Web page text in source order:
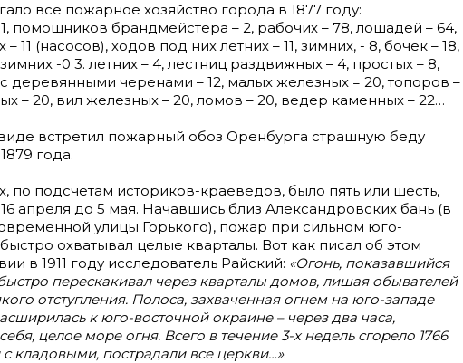
все пожарное хозяйство города в 1877 году:
помощников брандмейстера – 2, рабочих – 78, лошадей – 64,
11 (насосов), ходов под них летних – 11, зимних, - 8, бочек – 18,
-0 3. летних – 4, лестниц раздвижных – 4, простых – 8,
деревянными черенами – 12, малых железных = 20, топоров –
– 20, вил железных – 20, ломов – 20, ведер каменных – 22…
встретил пожарный обоз Оренбурга страшную беду
года.
по подсчётам историков-краеведов, было пять или шесть,
апреля до 5 мая. Начавшись близ Александровских бань (в
улицы Горького), пожар при сильном юго-
охватывал целые кварталы. Вот как писал об этом
в 1911 году исследователь Райский: «Огонь, показавшийся
перескакивал через кварталы домов, лишая обывателей
отступления. Полоса, захваченная огнем на юго-западе
к юго-восточной окраине – через два часа,
целое море огня. Всего в течение 3-х недель сгорело 1766
кладовыми, пострадали все церкви…».